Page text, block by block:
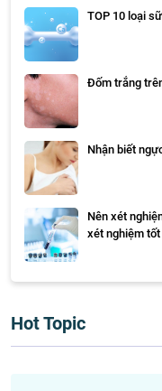
TOP 10 loại
Đốm trắng
Nhận biết
Nên xét
xét nghiệm tốt
Hot Topic